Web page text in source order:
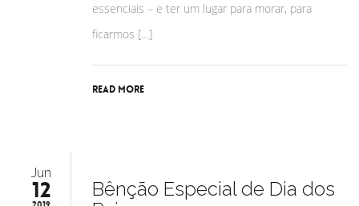
essenciais – e ter um lugar para morar, para
ficarmos […]
Read More
Jun
12
Bênção Especial de Dia dos